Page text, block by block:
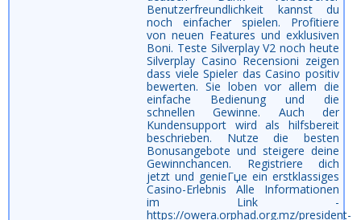
Benutzerfreundlichkeit kannst du
noch einfacher spielen. Profitiere
von neuen Features und exklusiven
Boni. Teste Silverplay V2 noch heute
Silverplay Casino Recensioni zeigen
dass viele Spieler das Casino positiv
bewerten. Sie loben vor allem die
einfache Bedienung und die
schnellen Gewinne. Auch der
Kundensupport wird als hilfsbereit
beschrieben. Nutze die besten
Bonusangebote und steigere deine
Gewinnchancen. Registriere dich
jetzt und genieГџe ein erstklassiges
Casino-Erlebnis Alle Informationen
im Link -
https://owera.orphad.org.mz/president-